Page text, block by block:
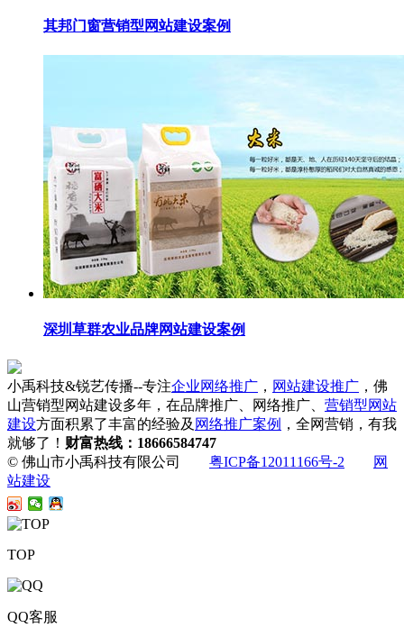
其邦门窗营销型网站建设案例
深圳草群农业品牌网站建设案例
小禹科技&锐艺传播--专注企业网络推广 ， 网站建设推广 ，佛
山营销型网站建设多年，在品牌推广、网络推广、 营销型网站
建设方面积累了丰富的经验及 网络推广案例 ，全网营销，有我
就够了！ 财富热线：18666584747
© 佛山市小禹科技有限公司 粤ICP备12011166号-2
网
站建设
TOP
QQ客服